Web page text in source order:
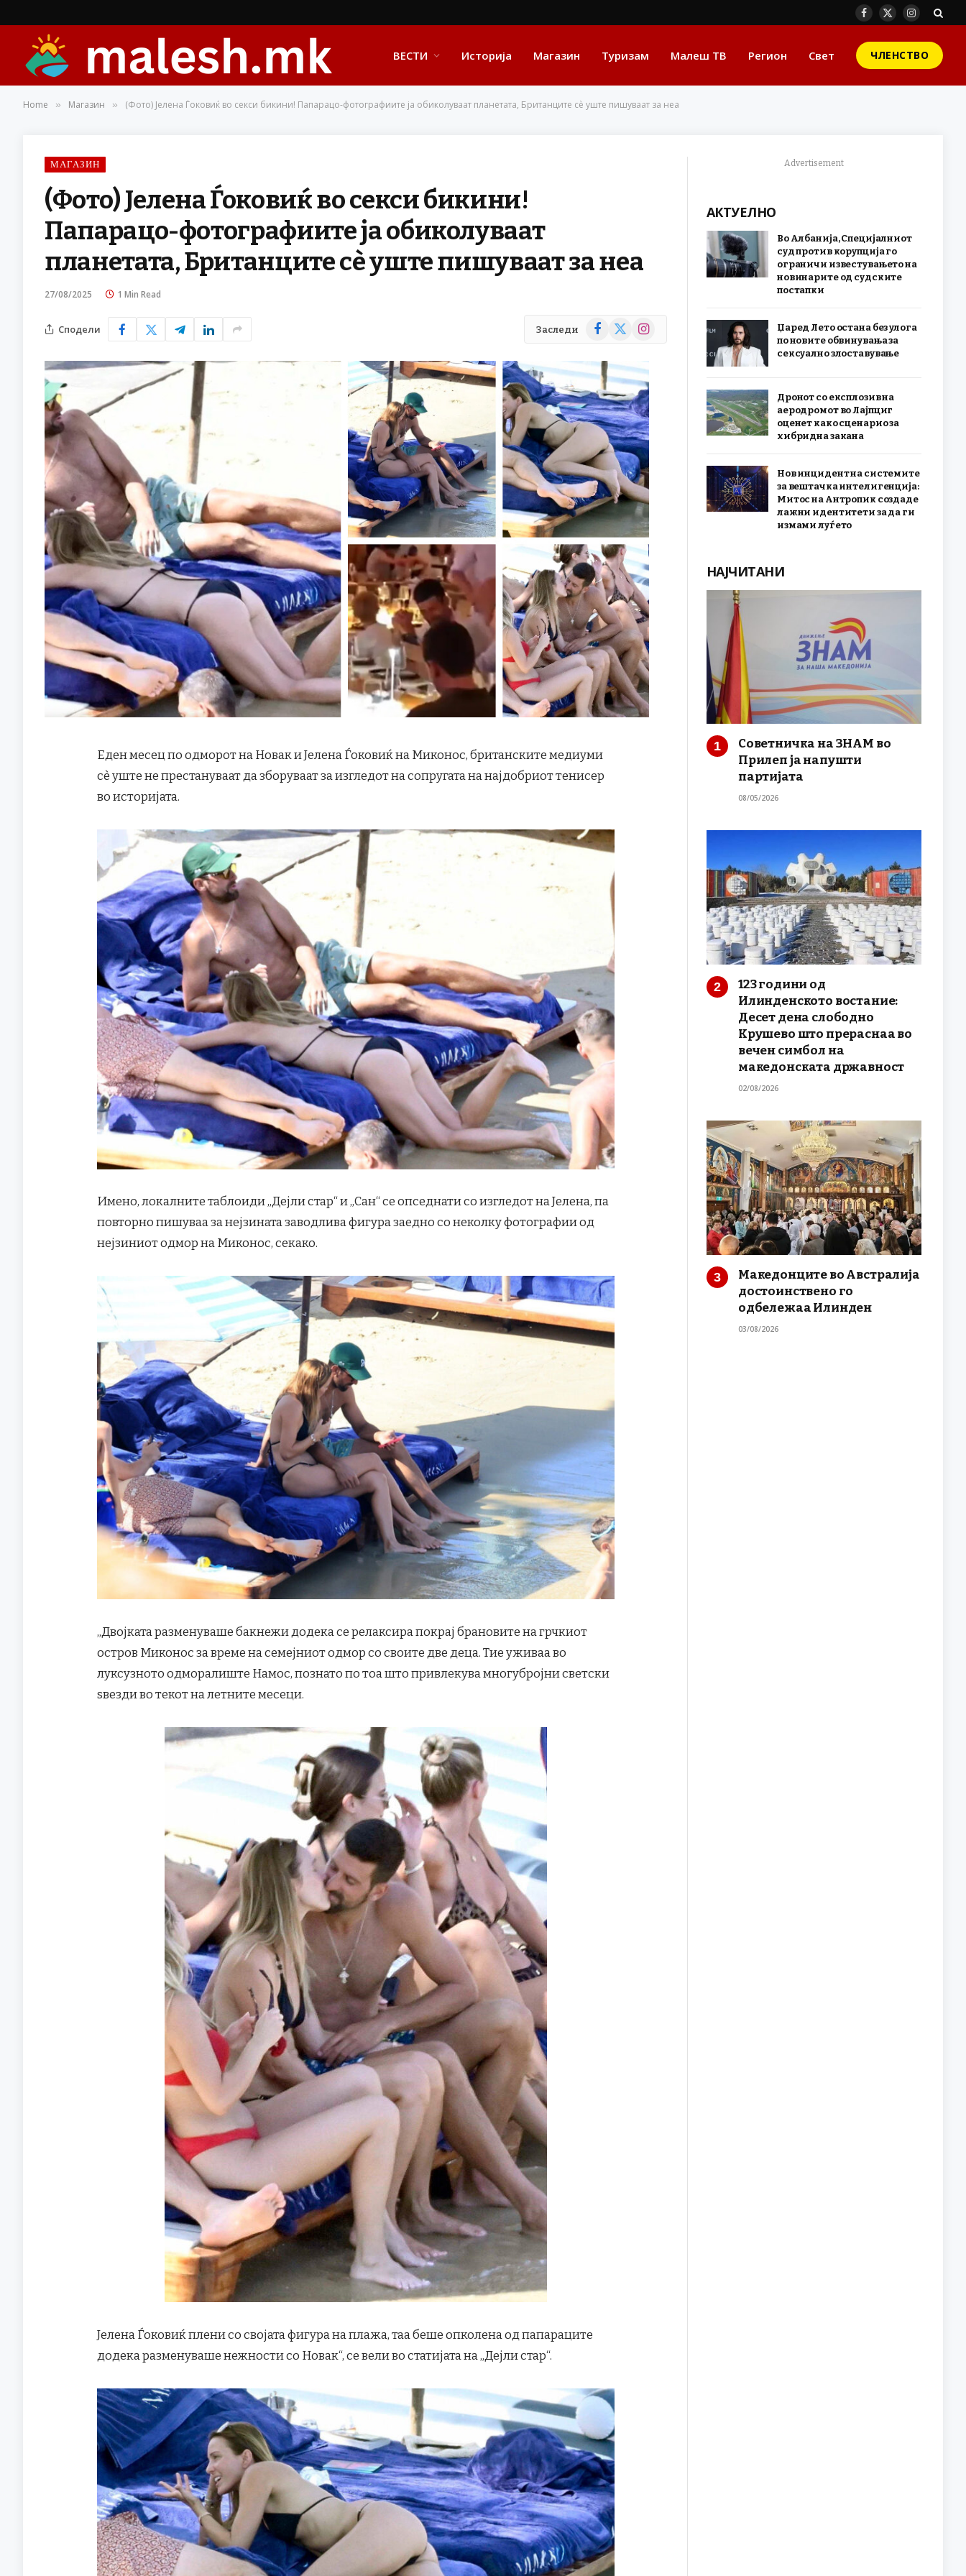
Facebook
X
Instagram
ВЕСТИ Историја Магазин Туризам Малеш ТВ Регион Свет ЧЛЕНСТВО
Home » Магазин » (Фото) Јелена Ѓоковиќ во секси бикини! Папарацо-фотографиите ја обиколуваат планетата, Британците сè уште пишуваат за неа
МАГАЗИН
(Фото) Јелена Ѓоковиќ во секси бикини!
Папарацо-фотографиите ја обиколуваат
планетата, Британците сè уште пишуваат за неа
27/08/2025 1 Min Read
Сподели Заследи Facebook
X
Instagram
Еден месец по одморот на Новак и Јелена Ѓоковиќ на Миконос, британските медиуми
сè уште не престануваат да зборуваат за изгледот на сопругата на најдобриот тенисер
во историјата.
Имено, локалните таблоиди „Дејли стар“ и „Сан“ се опседнати со изгледот на Јелена, па
повторно пишуваа за нејзината заводлива фигура заедно со неколку фотографии од
нејзиниот одмор на Миконос, секако.
„Двојката разменуваше бакнежи додека се релаксира покрај брановите на грчкиот
остров Миконос за време на семејниот одмор со своите две деца. Тие уживаа во
луксузното одморалиште Намос, познато по тоа што привлекува многубројни светски
ѕвезди во текот на летните месеци.
Јелена Ѓоковиќ плени со својата фигура на плажа, таа беше опколена од папараците
додека разменуваше нежности со Новак“, се вели во статијата на „Дејли стар“.
Advertisement
АКТУЕЛНО
Во Албанија, Специјалниот
суд против корупција го
ограничи известувањето на
новинарите од судските
постапки
Џаред Лето остана без улога
по новите обвинувања за
сексуално злоставување
Дронот со експлозив на
аеродромот во Лајпциг
оценет како сценарио за
хибридна закана
Нов инцидент на системите
за вештачка интелигенција:
Митос на Антропик создаде
лажни идентитети за да ги
измами луѓето
НАЈЧИТАНИ
Советничка на ЗНАМ во
Прилеп ја напушти
партијата
08/05/2026
123 години од
Илинденското востание:
Десет дена слободно
Крушево што прераснаа во
вечен симбол на
македонската државност
02/08/2026
Македонците во Австралија
достоинствено го
одбележаа Илинден
03/08/2026